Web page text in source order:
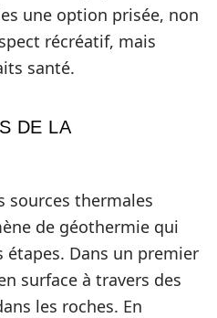
une option prisée, non
récréatif, mais
santé.
DE LA
sources thermales
de géothermie qui
étapes. Dans un premier
surface à travers des
les roches. En